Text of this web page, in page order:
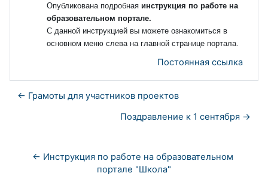
Опубликована подробная инструкция по работе на
образовательном портале.
С данной инструкцией вы можете ознакомиться в
основном меню слева на главной странице портала.
Постоянная ссылка
← Грамоты для участников проектов
Поздравление к 1 сентября →
← Инструкция по работе на образовательном
портале "Школа"